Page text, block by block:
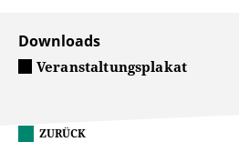
Downloads
Veranstaltungsplakat
ZURÜCK